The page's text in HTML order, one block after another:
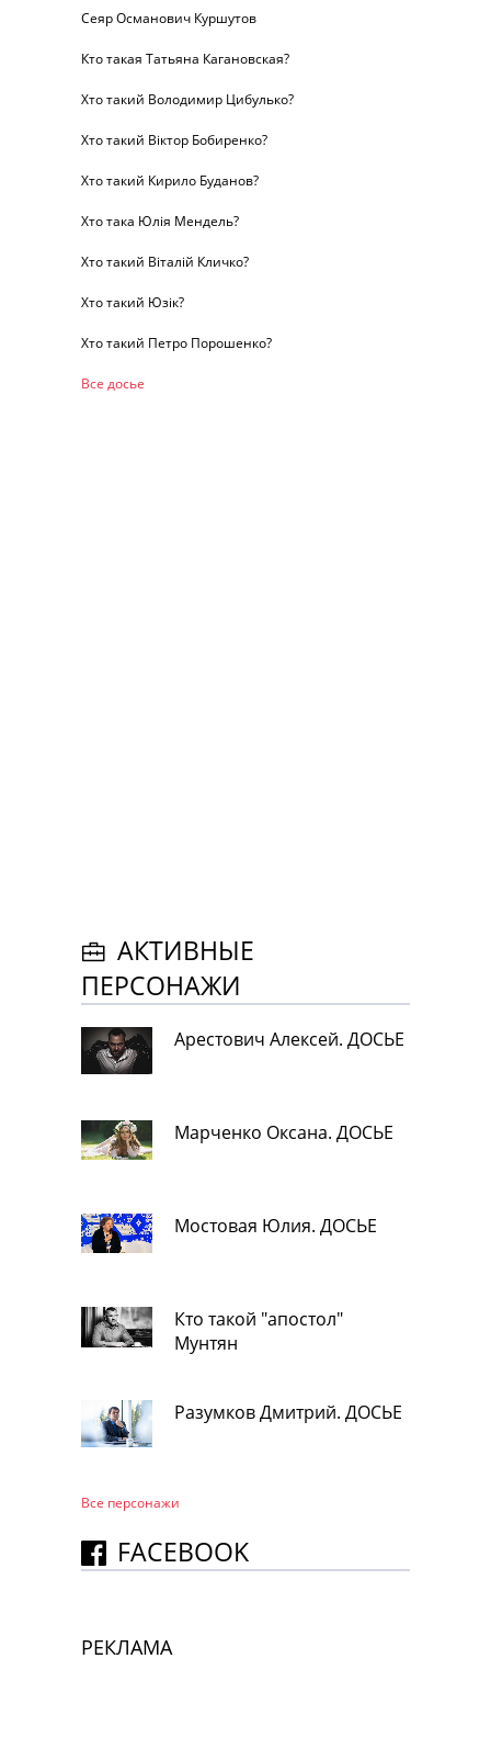
Сеяр Османович Куршутов
Кто такая Татьяна Кагановская?
Хто такий Володимир Цибулько?
Хто такий Віктор Бобиренко?
Хто такий Кирило Буданов?
Хто така Юлія Мендель?
Хто такий Віталій Кличко?
Хто такий Юзік?
Хто такий Петро Порошенко?
Все досье
АКТИВНЫЕ
ПЕРСОНАЖИ
Арестович Алексей. ДОСЬЕ
Марченко Оксана. ДОСЬЕ
Мостовая Юлия. ДОСЬЕ
Кто такой "апостол"
Мунтян
Разумков Дмитрий. ДОСЬЕ
Все персонажи
FACEBOOK
РЕКЛАМА